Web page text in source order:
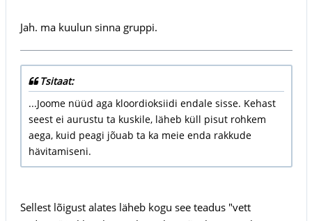
Jah. ma kuulun sinna gruppi.
Tsitaat:
...Joome nüüd aga kloordioksiidi endale sisse. Kehast
seest ei aurustu ta kuskile, läheb küll pisut rohkem
aega, kuid peagi jõuab ta ka meie enda rakkude
hävitamiseni.
Sellest lõigust alates läheb kogu see teadus "vett